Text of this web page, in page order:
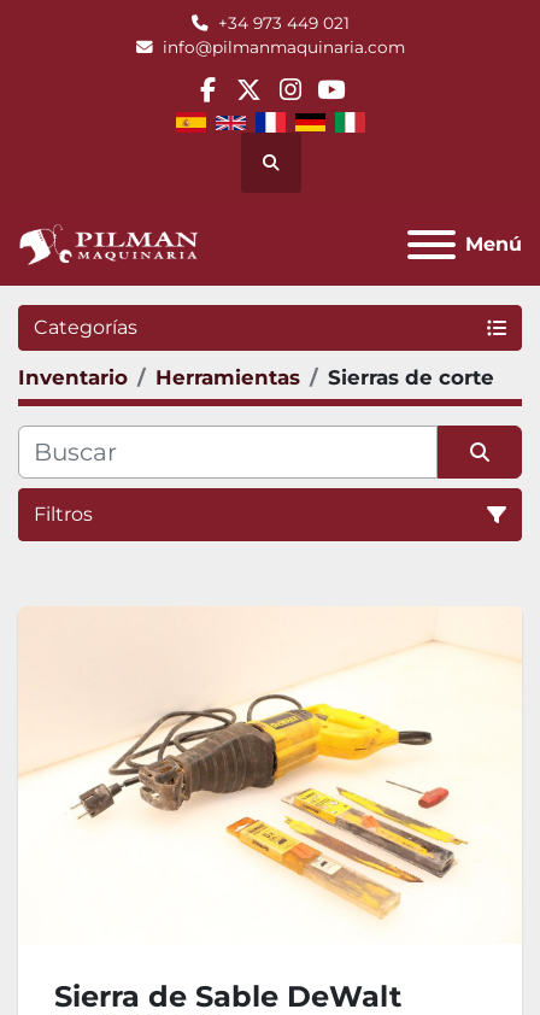
+34 973 449 021
info@pilmanmaquinaria.com
facebook
twitterinstagram
youtube
Buscar
Menú
Categorías
Inventario Herramientas Sierras de corte
Filtros
Sierra de Sable DeWalt